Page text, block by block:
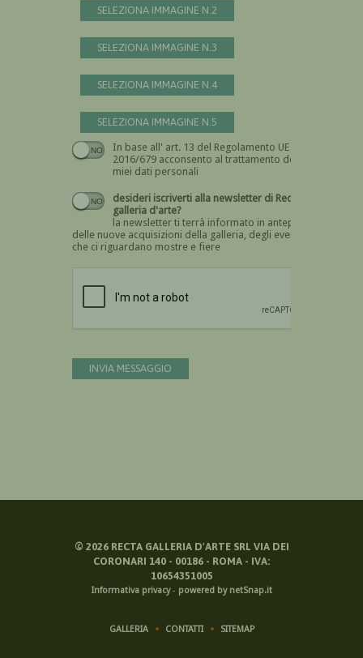
SELEZIONA IMMAGINE N.2
SELEZIONA IMMAGINE N.3
SELEZIONA IMMAGINE N.4
SELEZIONA IMMAGINE N.5
In base all' art. 13 del Regolamento UE n.
2016/679 acconsento al trattamento dei
miei dati personali
Devi dare il consenso
desideri iscriverti alla newsletter di Recta
galleria d'arte?
la newsletter ti terrà informato in anteprima
delle nuove acquisizioni della galleria, degli eventi
che ci riguardano mostre e fiere
INVIA MESSAGGIO
© 2026RECTA GALLERIA D'ARTE SRL VIA DEI
CORONARI 140 - 00186 - ROMA - IVA:
10654351005
Informativa privacy- powered by netSnap.it
GALLERIA CONTATTI SITEMAP